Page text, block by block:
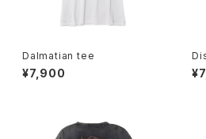
Dalmatian tee
¥7,900